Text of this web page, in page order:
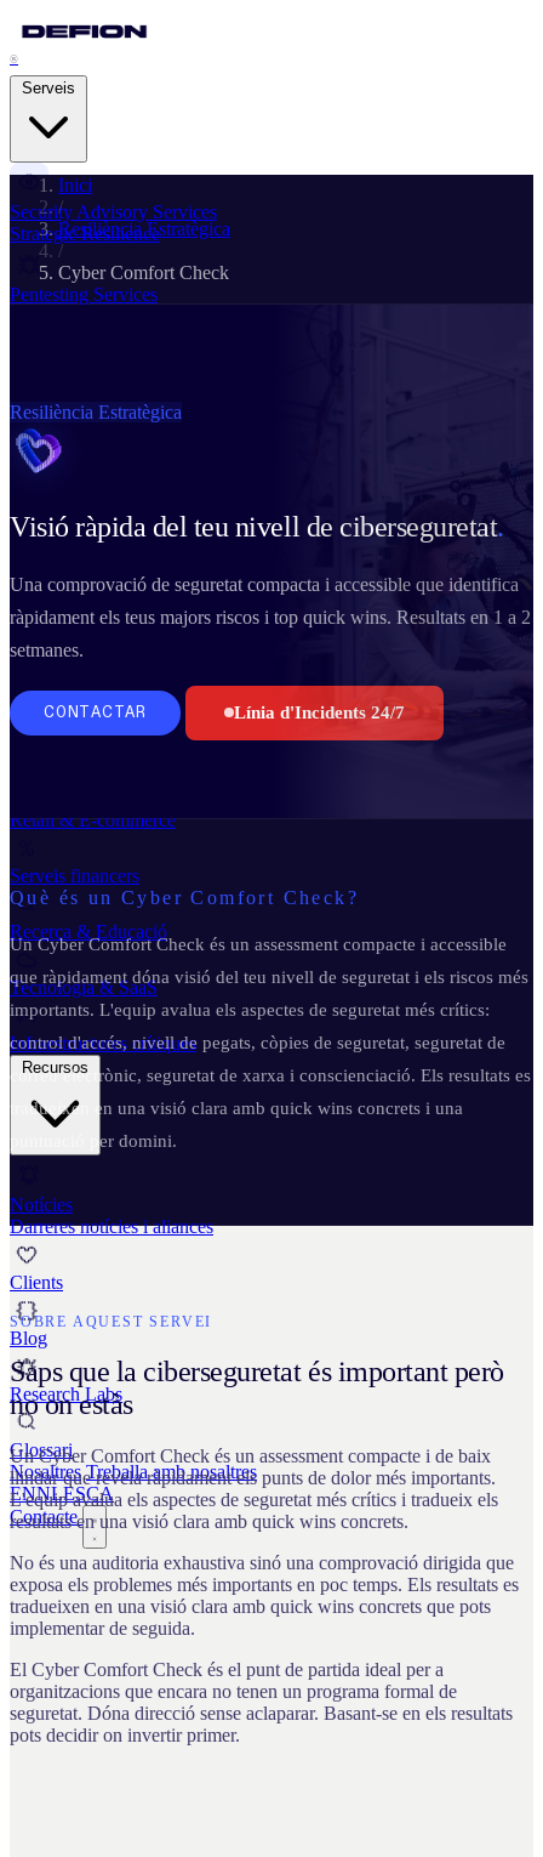
®
Security Advisory Services
Strategic Resilience
Pentesting Services
Digital Forensics & IR
Business Continuity Services
Sectors
Indústria & Manufactura
Retail & E-commerce
Serveis financers
Recerca & Educació
Tecnologia & SaaS
Infraestructures crítiques
Notícies
Darreres notícies i aliances
Clients
Blog
Research Labs
Glossari
Nosaltres Treballa amb nosaltres
ENNLESCA
Contacte
Inici
/
Resiliència Estratègica
/
Cyber Comfort Check
Resiliència Estratègica
Visió ràpida del teu nivell de ciberseguretat.
Una comprovació de seguretat compacta i accessible que identifica
ràpidament els teus majors riscos i top quick wins. Resultats en 1 a 2
setmanes.
CONTACTAR Línia d'Incidents 24/7
Què és un Cyber Comfort Check?
Un Cyber Comfort Check és un assessment compacte i accessible
que ràpidament dóna visió del teu nivell de seguretat i els riscos més
importants. L'equip avalua els aspectes de seguretat més crítics:
control d'accés, nivell de pegats, còpies de seguretat, seguretat de
correu electrònic, seguretat de xarxa i conscienciació. Els resultats es
tradueixen en una visió clara amb quick wins concrets i una
puntuació per domini.
SOBRE AQUEST SERVEI
Saps que la ciberseguretat és important però
no on estàs
Un Cyber Comfort Check és un assessment compacte i de baix
llindar que revela ràpidament els punts de dolor més importants.
L'equip avalua els aspectes de seguretat més crítics i tradueix els
resultats en una visió clara amb quick wins concrets.
No és una auditoria exhaustiva sinó una comprovació dirigida que
exposa els problemes més importants en poc temps. Els resultats es
tradueixen en una visió clara amb quick wins concrets que pots
implementar de seguida.
El Cyber Comfort Check és el punt de partida ideal per a
organitzacions que encara no tenen un programa formal de
seguretat. Dóna direcció sense aclaparar. Basant-se en els resultats
pots decidir on invertir primer.